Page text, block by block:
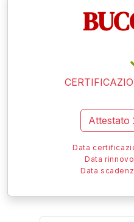
Attestato
Data
Data
Data